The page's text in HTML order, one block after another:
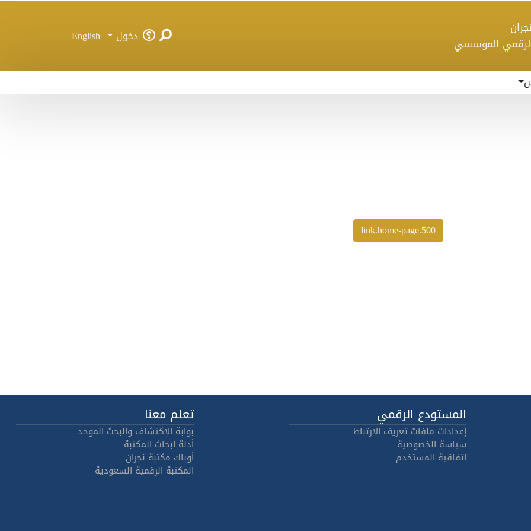
المؤسسي
دخول English
500.link.home-page
المستودع الرقمي
إعدادات ملفات تعريف الارتباط
سياسة الخصوصية
اتفاقية المستخدم
تعلم معنا
بوابة الإكتشاف والبحث الموحد
أدلة ابحاث المكتبة
أوباك مكتبة نجران
المكتبة الرقمية السعودية